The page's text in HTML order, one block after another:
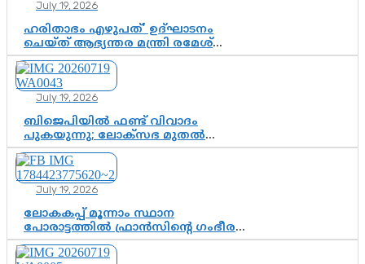
July 19, 2026
ഹരിതാഭം എഴുപത്’ ഉദ്ഘാടനം
ചെയ്ത് ആഭ്യന്തര മന്ത്രി രമേശ്
ചെന്നിത്തല; ആർ. ഹരികുമാറിന്റെ
സപ്തതി ആഘോഷങ്ങൾക്ക്
പ്രൗഢമായ തുടക്കം
July 19, 2026
ബിജെപിയിൽ ഫണ്ട് വിവാദം
പുകയുന്നു; ലോക്സഭ മുതൽ
നിയമസഭ വരെ 140 മണ്ഡലങ്ങളിലെ
ഫണ്ട് വിനിയോഗം
പരിശോധിക്കുമോ? കേന്ദ്രത്തിനും
ആർഎസ്എസിനും കേരള
ഘടകത്തോട് അതൃപ്തി
July 19, 2026
ലോകകപ്പ് മൂന്നാം സ്ഥാന
പോരാട്ടത്തിൽ ഫ്രാൻസിന്റെ ഗംഭീര
തിരിച്ചുവരവ്; ഗോൾവേട്ടയിൽ
മെസ്സിയെ മറികടന്ന് എംബാപ്പെ